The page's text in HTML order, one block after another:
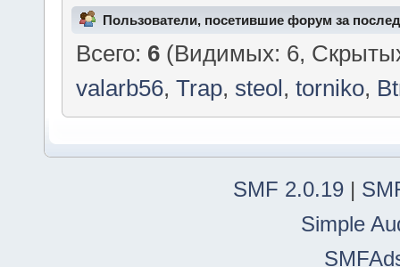
cswag3006
Пользователи, посетившие форум за
Всего:6(Видимых: 6,
valarb56,Trap,steol,torniko,
SMF 2.0.19|
Simple